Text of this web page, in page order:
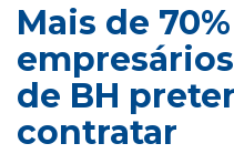
Mais de
de BH
contratar